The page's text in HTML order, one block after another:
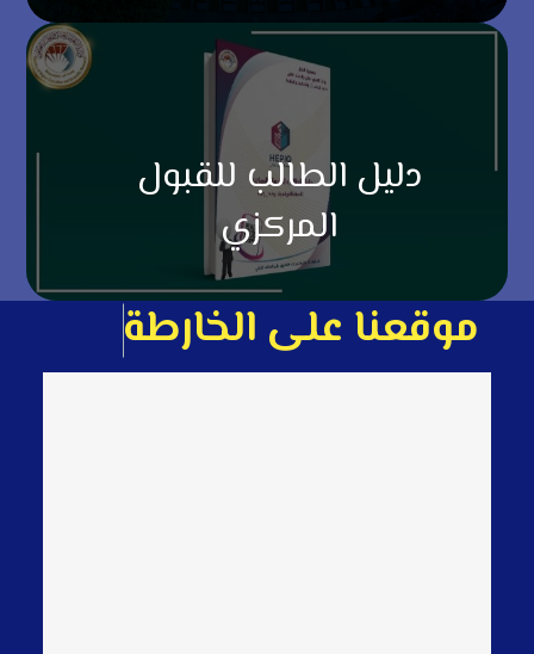
دليل الطالب للقبول
المركزي
موقعنا على الخارطة